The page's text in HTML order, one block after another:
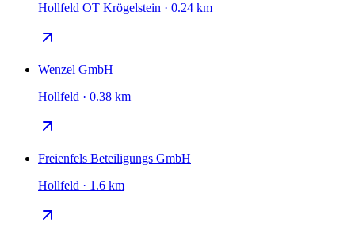
Hollfeld OT Krögelstein · 0.24 km
Wenzel GmbH
Hollfeld · 0.38 km
Freienfels Beteiligungs GmbH
Hollfeld · 1.6 km